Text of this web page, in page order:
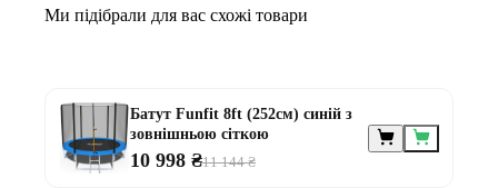
Ми підібрали для вас схожі товари
Батут Funfit 8ft (252см) синій з
зовнішньою сіткою
10 998 ₴11 144 ₴